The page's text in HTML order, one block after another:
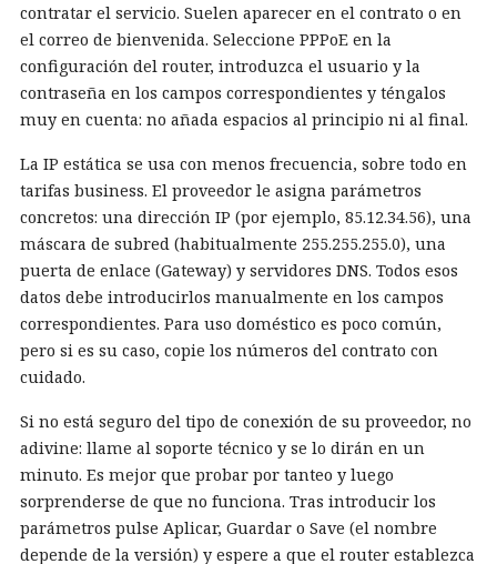
contratar el servicio. Suelen aparecer en el contrato o en
el correo de bienvenida. Seleccione PPPoE en la
configuración del router, introduzca el usuario y la
contraseña en los campos correspondientes y téngalos
muy en cuenta: no añada espacios al principio ni al final.
La IP estática se usa con menos frecuencia, sobre todo en
tarifas business. El proveedor le asigna parámetros
concretos: una dirección IP (por ejemplo, 85.12.34.56), una
máscara de subred (habitualmente 255.255.255.0), una
puerta de enlace (Gateway) y servidores DNS. Todos esos
datos debe introducirlos manualmente en los campos
correspondientes. Para uso doméstico es poco común,
pero si es su caso, copie los números del contrato con
cuidado.
Si no está seguro del tipo de conexión de su proveedor, no
adivine: llame al soporte técnico y se lo dirán en un
minuto. Es mejor que probar por tanteo y luego
sorprenderse de que no funciona. Tras introducir los
parámetros pulse Aplicar, Guardar o Save (el nombre
depende de la versión) y espere a que el router establezca